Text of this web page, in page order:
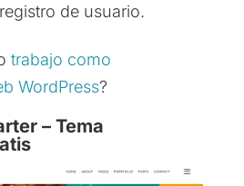
de usuario.
trabajo como
WordPress?
– Tema